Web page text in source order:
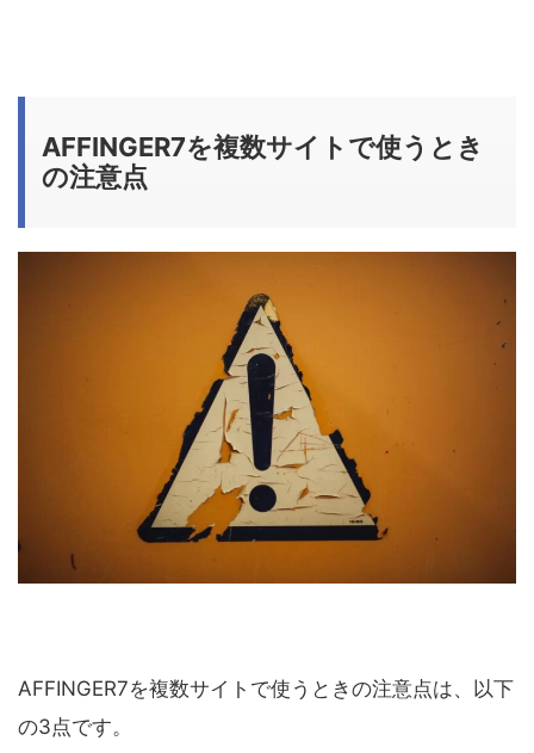
AFFINGER7を複数サイトで使うとき
の注意点
AFFINGER7を複数サイトで使うときの注意点は、以下
の3点です。